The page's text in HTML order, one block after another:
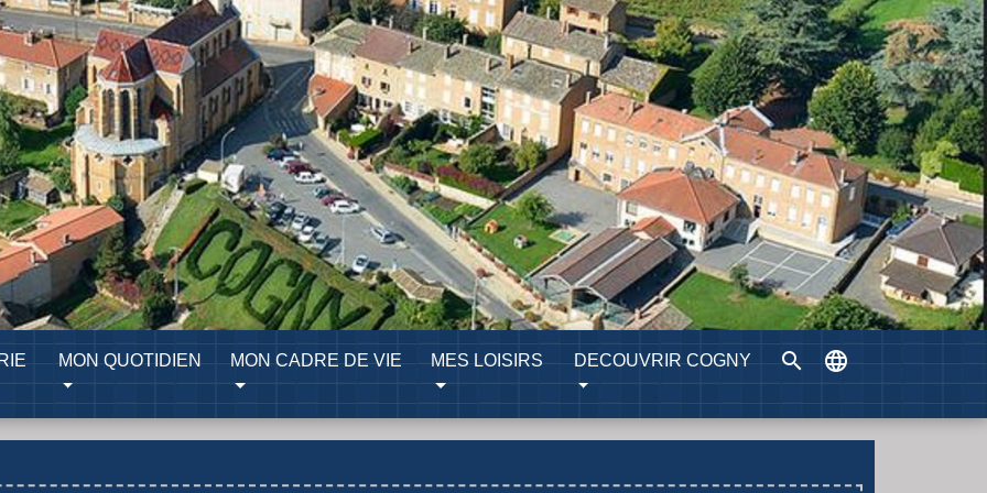
MON QUOTIDIEN MON CADRE DE VIE MES LOISIRS DECOUVRIR COGNY search language